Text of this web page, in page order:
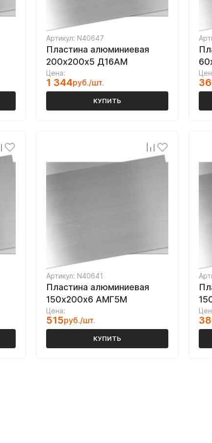
Артикул: N40647
Пластина алюминиевая
200х200х5 Д16АМ
Цена:
1 344руб./шт.
КУПИТЬ
Артикул: N40641
Пластина алюминиевая
150х200х6 АМГ5М
Цена:
515руб./шт.
КУПИТЬ